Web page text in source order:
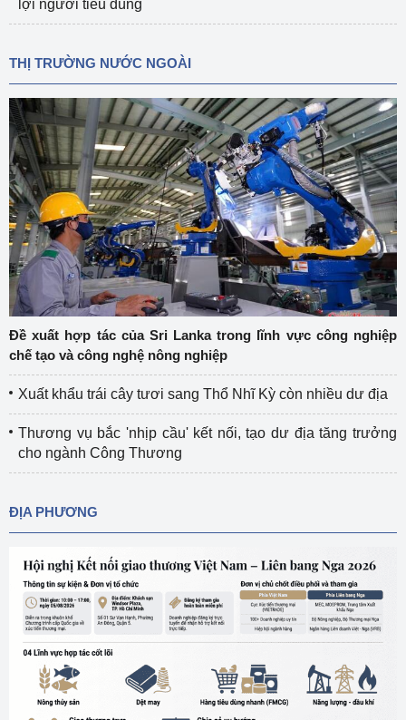
lợi người tiêu dùng
THỊ TRƯỜNG NƯỚC NGOÀI
Đề xuất hợp tác của Sri Lanka trong lĩnh vực công nghiệp
chế tạo và công nghệ nông nghiệp
Xuất khẩu trái cây tươi sang Thổ Nhĩ Kỳ còn nhiều dư địa
Thương vụ bắc 'nhịp cầu' kết nối, tạo dư địa tăng trưởng
cho ngành Công Thương
ĐỊA PHƯƠNG